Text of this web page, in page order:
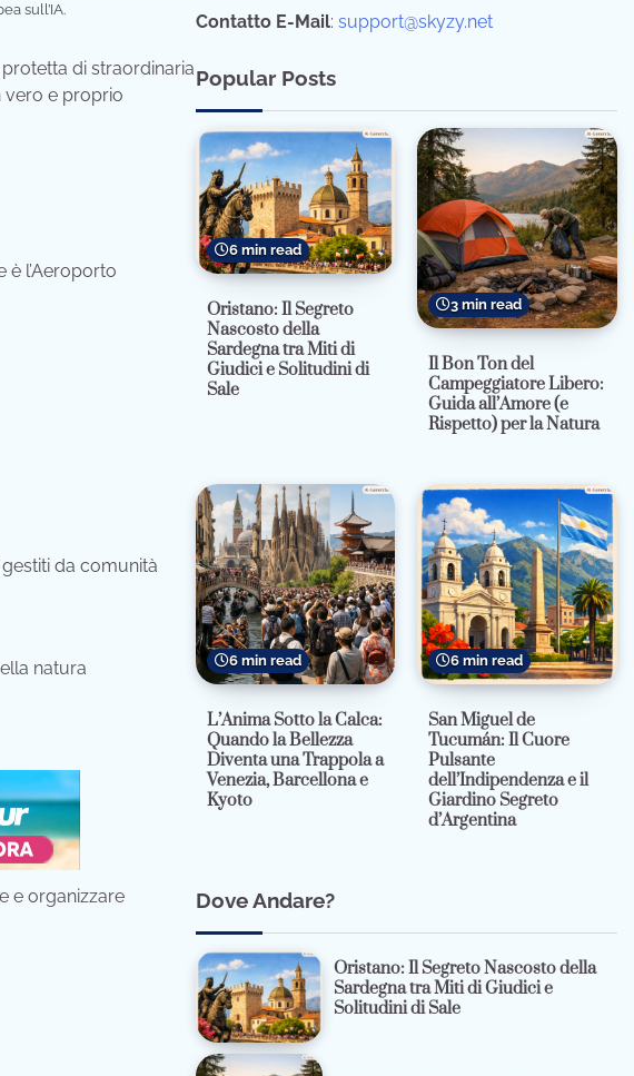
sull’IA.
protetta di straordinaria
vero e proprio
è l’Aeroporto
da comunità
natura
e organizzare
Contatto E-Mail: support@skyzy.net
Popular Posts
6 min read
Oristano: Il Segreto
Nascosto della
Sardegna tra Miti di
Giudici e Solitudini di
Sale
3 min read
Il Bon Ton del
Campeggiatore Libero:
Guida all’Amore (e
Rispetto) per la Natura
6 min read
L’Anima Sotto la Calca:
Quando la Bellezza
Diventa una Trappola a
Venezia, Barcellona e
Kyoto
6 min read
San Miguel de
Tucumán: Il Cuore
Pulsante
dell’Indipendenza e il
Giardino Segreto
d’Argentina
Dove Andare?
Oristano: Il Segreto Nascosto della
Sardegna tra Miti di Giudici e
Solitudini di Sale